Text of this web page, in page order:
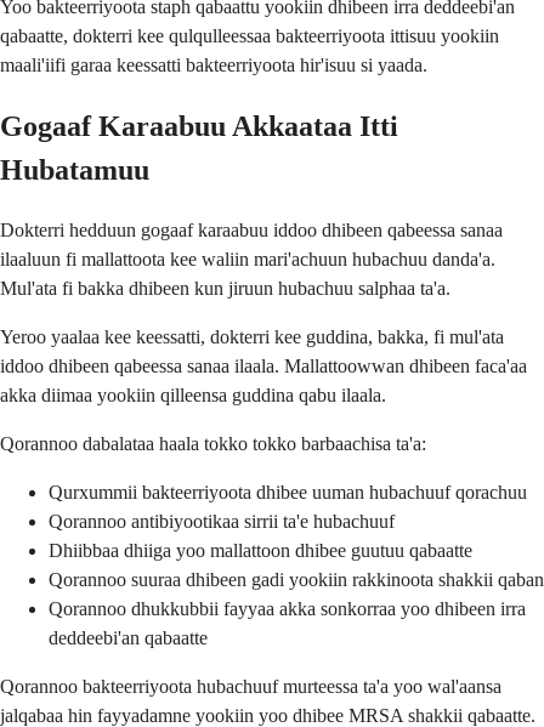
Yoo bakteerriyoota staph qabaattu yookiin dhibeen irra deddeebi'an
qabaatte, dokterri kee qulqulleessaa bakteerriyoota ittisuu yookiin
maali'iifi garaa keessatti bakteerriyoota hir'isuu si yaada.
Gogaaf Karaabuu Akkaataa Itti
Hubatamuu
Dokterri hedduun gogaaf karaabuu iddoo dhibeen qabeessa sanaa
ilaaluun fi mallattoota kee waliin mari'achuun hubachuu danda'a.
Mul'ata fi bakka dhibeen kun jiruun hubachuu salphaa ta'a.
Yeroo yaalaa kee keessatti, dokterri kee guddina, bakka, fi mul'ata
iddoo dhibeen qabeessa sanaa ilaala. Mallattoowwan dhibeen faca'aa
akka diimaa yookiin qilleensa guddina qabu ilaala.
Qorannoo dabalataa haala tokko tokko barbaachisa ta'a:
Qurxummii bakteerriyoota dhibee uuman hubachuuf qorachuu
Qorannoo antibiyootikaa sirrii ta'e hubachuuf
Dhiibbaa dhiiga yoo mallattoon dhibee guutuu qabaatte
Qorannoo suuraa dhibeen gadi yookiin rakkinoota shakkii qaban
Qorannoo dhukkubbii fayyaa akka sonkorraa yoo dhibeen irra
deddeebi'an qabaatte
Qorannoo bakteerriyoota hubachuuf murteessa ta'a yoo wal'aansa
jalqabaa hin fayyadamne yookiin yoo dhibee MRSA shakkii qabaatte.